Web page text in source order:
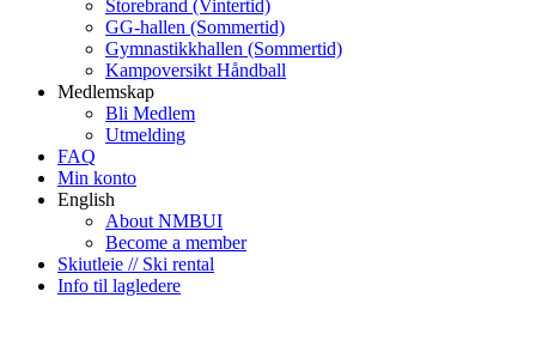
Storebrand (Vintertid)
GG-hallen (Sommertid)
Gymnastikkhallen (Sommertid)
Kampoversikt Håndball
Medlemskap
Bli Medlem
Utmelding
FAQ
Min konto
English
About NMBUI
Become a member
Skiutleie // Ski rental
Info til lagledere